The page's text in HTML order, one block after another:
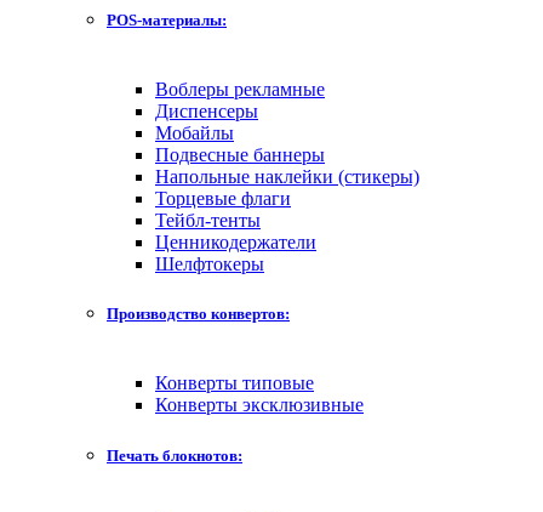
POS-материалы:
Воблеры рекламные
Диспенсеры
Мобайлы
Подвесные баннеры
Напольные наклейки (стикеры)
Торцевые флаги
Тейбл-тенты
Ценникодержатели
Шелфтокеры
Производство конвертов:
Конверты типовые
Конверты эксклюзивные
Печать блокнотов: